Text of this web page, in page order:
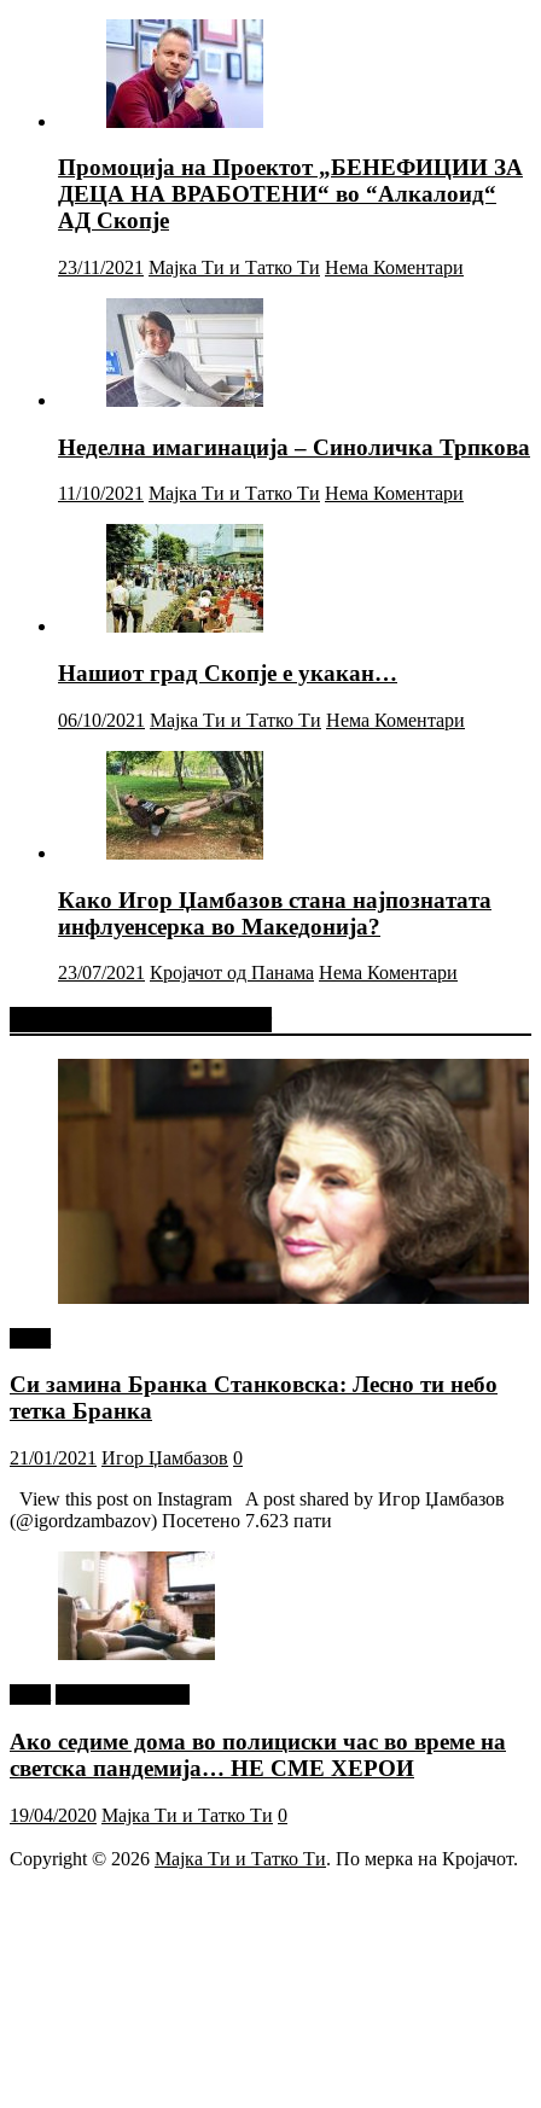
Промоција на Проектот „БЕНЕФИЦИИ ЗА
ДЕЦА НА ВРАБОТЕНИ“ во “Алкалоид“
АД Скопје
23/11/2021 Мајка Ти и Татко Ти Нема Коментари
Неделна имагинација – Синоличка Трпкова
11/10/2021 Мајка Ти и Татко Ти Нема Коментари
Нашиот град Скопје е укакан…
06/10/2021 Мајка Ти и Татко Ти Нема Коментари
Како Игор Џамбазов стана најпознатата
инфлуенсерка во Македонија?
23/07/2021 Кројачот од Панама Нема Коментари
Си замина Бранка Станковска: Лесно ти небо
тетка Бранка
21/01/2021 Игор Џамбазов 0
View this post on Instagram A post shared by Игор Џамбазов
(@igordzambazov) Посетено 7.623 пати
Ако седиме дома во полициски час во време на
светска пандемија… НЕ СМЕ ХЕРОИ
19/04/2020 Мајка Ти и Татко Ти 0
Copyright © 2026 Мајка Ти и Татко Ти. По мерка на Кројачот.